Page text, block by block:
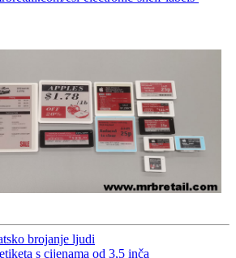
brojanje ljudi
s cijenama od 3,5 inča